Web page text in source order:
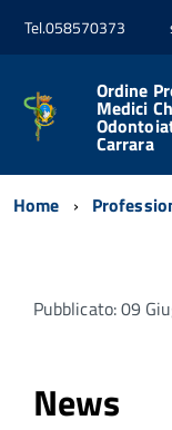
Tel.058570373
Ordine
Medici
Carrara
Home
Pubblicato: 09
News